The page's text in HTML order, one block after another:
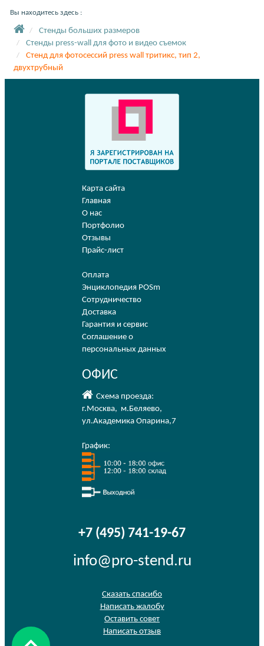
Вы находитесь здесь :
Стенды больших размеров
Стенды press-wall для фото и видео съемок
Стенд для фотосессий press wall тритикс, тип 2,
двухтрубный
Карта сайта
Главная
О нас
Портфолио
Отзывы
Прайс-лист
Оплата
Энциклопедия POSm
Сотрудничество
Доставка
Гарантия и сервис
Соглашение о
персональных данных
ОФИС
Схема проезда:
г.Москва, м.Беляево,
ул.Академика Опарина,7
График:
+7 (495) 741-19-67
info@pro-stend.ru
Сказать спасибо
Написать жалобу
Оставить совет
Написать отзыв